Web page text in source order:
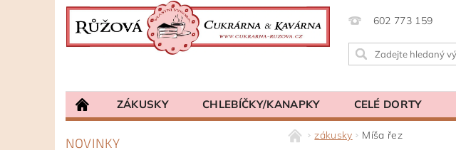
602 773 159
ZÁKUSKY CHLEBÍČKY/KANAPKY CELÉ DORTY
NOVINKY zákusky Míša řez